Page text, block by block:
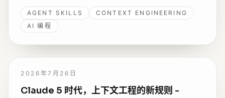
博客、推文，还有自己录音这条路，编排成了一个架在官方
之上的 Skill，也在这里分享给同样一个人做内容的你。
AGENT SKILLS
CONTEXT ENGINEERING
AI 编程
2026年7月26日
Claude 5 时代，上下文工程的新规则 -